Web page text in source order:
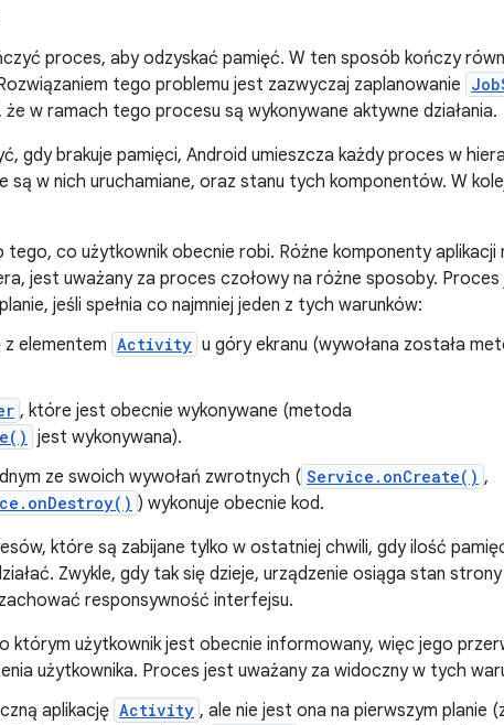
proces, aby odzyskać pamięć. W ten sposób kończy
tego problemu jest zazwyczaj zaplanowanie
że w ramach tego procesu są wykonywane aktywne działania.
gdy brakuje pamięci, Android umieszcza każdy proces w
w nich uruchamiane, oraz stanu tych komponentów. W
co użytkownik obecnie robi. Różne komponenty aplikacji
jest uważany za proces czołowy na różne sposoby. Proces
jeśli spełnia co najmniej jeden z tych warunków:
elementem Activity u góry ekranu (wywołana została
, które jest obecnie wykonywane (metoda
jest wykonywana).
ze swoich wywołań zwrotnych ( Service.onCreate() ,
) wykonuje obecnie kod.
które są zabijane tylko w ostatniej chwili, gdy ilość
Zwykle, gdy tak się dzieje, urządzenie osiąga stan
responsywność interfejsu.
którym użytkownik jest obecnie informowany, więc jego
użytkownika. Proces jest uważany za widoczny w tych
aplikację Activity , ale nie jest ona na pierwszym planie